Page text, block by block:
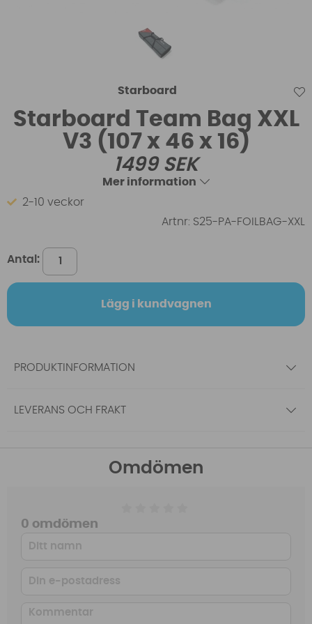
Starboard
Starboard Team Bag XXL
V3 (107 x 46 x 16)
1499SEK
Mer information
2-10 veckor
Artnr: S25-PA-FOILBAG-XXL
Antal:
Lägg i kundvagnen
PRODUKTINFORMATION
LEVERANS OCH FRAKT
Omdömen
0 omdömen